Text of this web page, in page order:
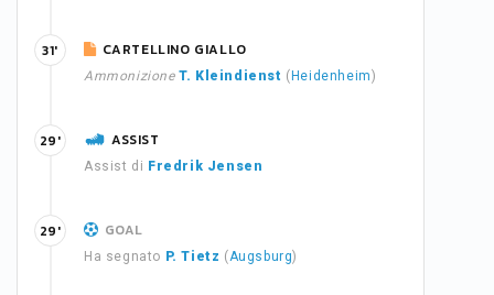
CARTELLINO GIALLO
Ammonizione T. Kleindienst ( Heidenheim)
31'
ASSIST
Assist di Fredrik Jensen
29'
GOAL
Ha segnato P. Tietz (Augsburg)
29'